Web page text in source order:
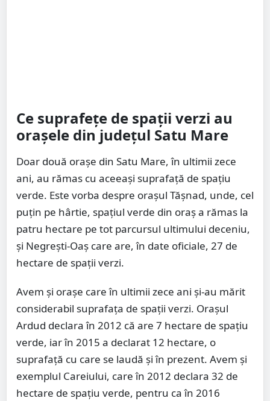
Ce suprafețe de spații verzi au
orașele din județul Satu Mare
Doar două orașe din Satu Mare, în ultimii zece
ani, au rămas cu aceeași suprafață de spațiu
verde. Este vorba despre orașul Tășnad, unde, cel
puțin pe hârtie, spațiul verde din oraș a rămas la
patru hectare pe tot parcursul ultimului deceniu,
și Negrești-Oaș care are, în date oficiale, 27 de
hectare de spații verzi.
Avem și orașe care în ultimii zece ani și-au mărit
considerabil suprafața de spații verzi. Orașul
Ardud declara în 2012 că are 7 hectare de spațiu
verde, iar în 2015 a declarat 12 hectare, o
suprafață cu care se laudă și în prezent. Avem și
exemplul Careiului, care în 2012 declara 32 de
hectare de spațiu verde, pentru ca în 2016